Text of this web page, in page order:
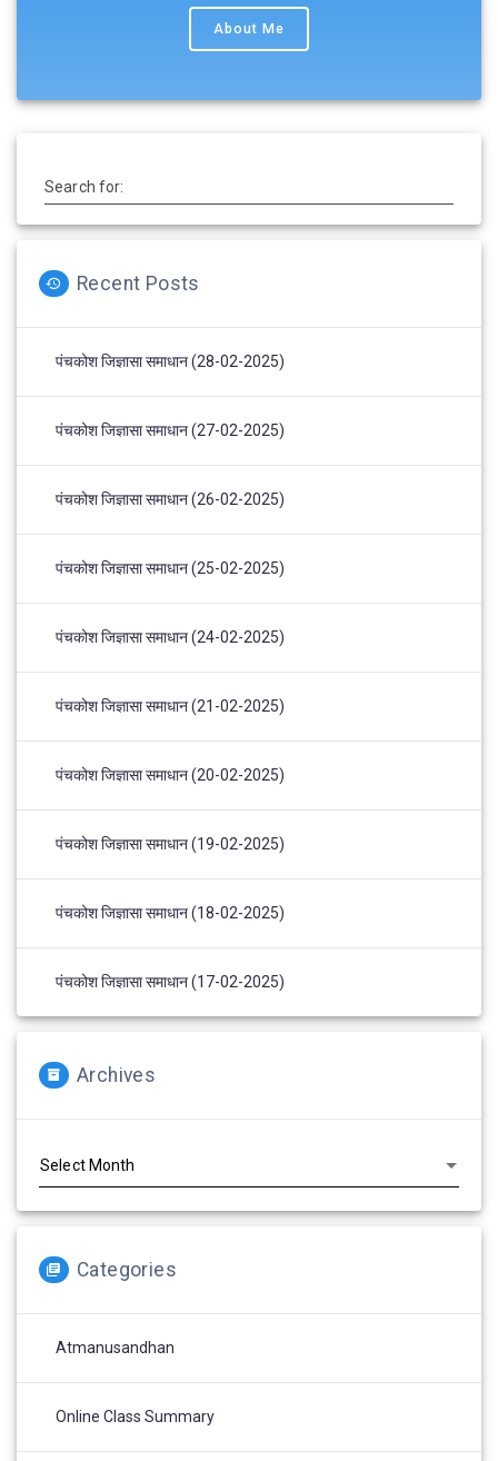
About Me
Search for:
Recent Posts
पंचकोश जिज्ञासा समाधान (28-02-2025)
पंचकोश जिज्ञासा समाधान (27-02-2025)
पंचकोश जिज्ञासा समाधान (26-02-2025)
पंचकोश जिज्ञासा समाधान (25-02-2025)
पंचकोश जिज्ञासा समाधान (24-02-2025)
पंचकोश जिज्ञासा समाधान (21-02-2025)
पंचकोश जिज्ञासा समाधान (20-02-2025)
पंचकोश जिज्ञासा समाधान (19-02-2025)
पंचकोश जिज्ञासा समाधान (18-02-2025)
पंचकोश जिज्ञासा समाधान (17-02-2025)
Archives
Categories
Atmanusandhan
Online Class Summary